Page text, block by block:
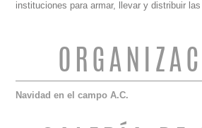
instituciones para armar, llevar y distribuir
Navidad en el campo A.C.